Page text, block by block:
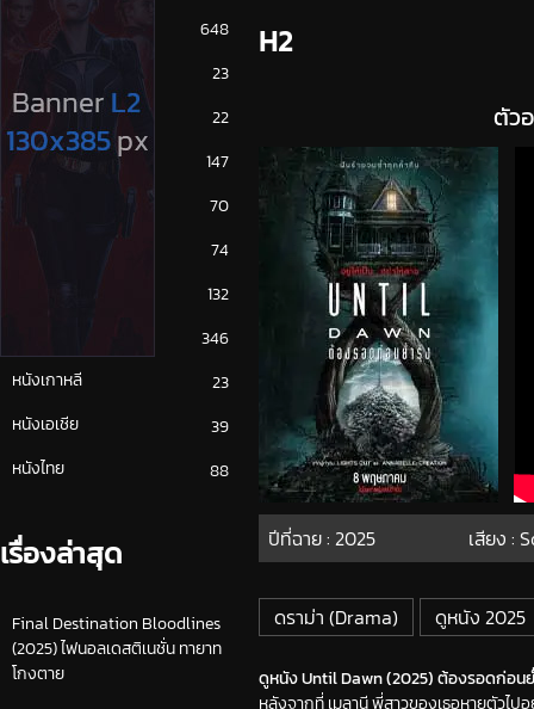
NETFLIX
648
23
ซีรีย์ญี่ปุ่น
22
ซีรีย์ฝรั่ง
147
70
74
132
346
หนังเกาหลี
23
หนังเอเชีย
39
หนังไทย
88
เรื่องล่าสุด
Final Destination Bloodlines
(2025) ไฟนอลเดสติเนชั่น ทายาท
โกงตาย
H2
ตัว
ปีที่ฉาย : 2025 เสียง :
ดราม่า (Drama) ดูหนัง 2025
ดูหนัง Until Dawn (2025) ต้องรอดก่อนย่
หลังจากที่ เมลานี พี่สาวของเธอหายตัวไป